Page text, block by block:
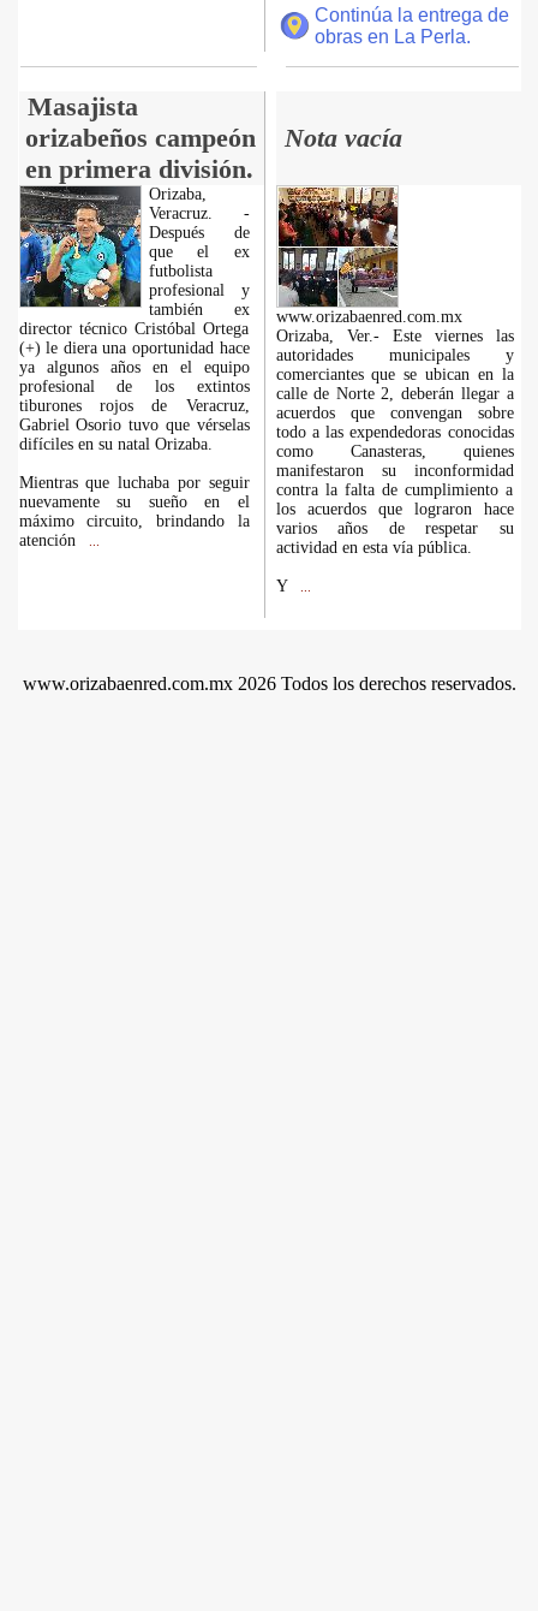
Continúa la entrega de
obras en La Perla.
Masajista
orizabeños campeón
en primera división.
Nota vacía
Orizaba,
Veracruz. -
Después de
que el ex
futbolista
profesional y
también ex
director técnico Cristóbal Ortega
(+) le diera una oportunidad hace
ya algunos años en el equipo
profesional de los extintos
tiburones rojos de Veracruz,
Gabriel Osorio tuvo que vérselas
difíciles en su natal Orizaba.
Mientras que luchaba por seguir
nuevamente su sueño en el
máximo circuito, brindando la
atención
www.orizabaenred.com.mx
Orizaba, Ver.- Este viernes las
autoridades municipales y
comerciantes que se ubican en la
calle de Norte 2, deberán llegar a
acuerdos que convengan sobre
todo a las expendedoras conocidas
como Canasteras, quienes
manifestaron su inconformidad
contra la falta de cumplimiento a
los acuerdos que lograron hace
varios años de respetar su
actividad en esta vía pública.
Y
www.orizabaenred.com.mx 2026 Todos los derechos reservados.